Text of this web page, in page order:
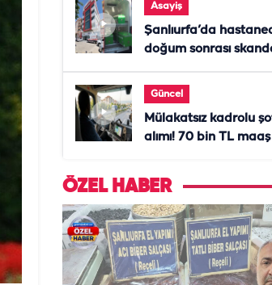
Asayiş
Şanlıurfa’da
doğum sonrası
Güncel
Mülakatsız kadrolu
alımı! 70 bin TL maaş
ÖZEL HABER